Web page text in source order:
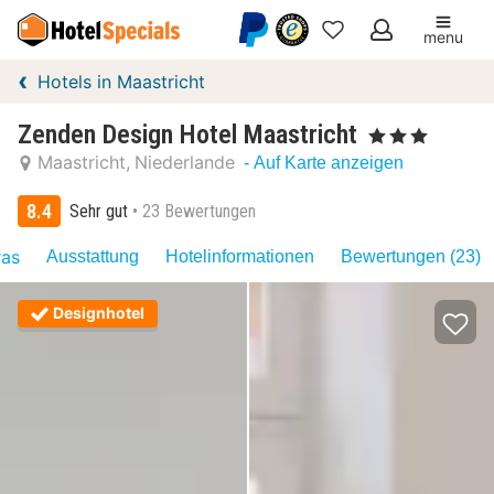
Meine
menu
Hotels in Maastricht
Zenden Design Hotel Maastricht , 3 Sterne
Maastricht Niederlande - Auf Karte anzeigen
8.4 Sehr gut 23 Bewertungen
Ausstattung Hotelinformationen Bewertungen (23)
Designhotel